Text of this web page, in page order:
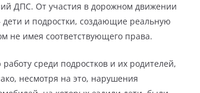
ДПС. От участия в дорожном движении
и подростки, создающие реальную
не имея соответствующего права.
среди подростков и их родителей,
несмотря на это, нарушения